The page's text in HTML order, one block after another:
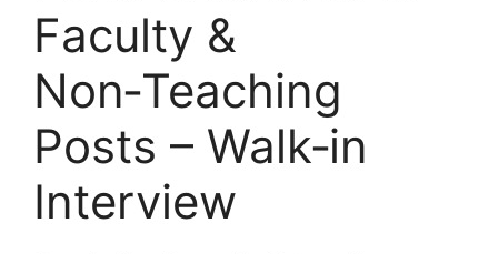
Faculty &
Non‑Teaching
Posts – Walk‑in
Interview